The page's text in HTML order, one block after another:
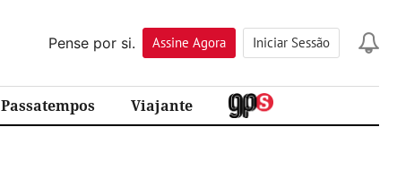
Pense por si.
Assine Agora Iniciar Sessão
Passatempos Viajante